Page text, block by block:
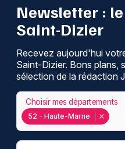
Newsletter :
Saint-Dizier
Recevez aujourd'hui
Saint-Dizier. Bons plans,
sélection de la rédaction
52 - Haute-Marne
Choisir mes départements